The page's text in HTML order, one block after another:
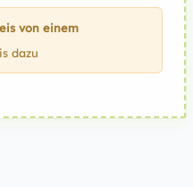
von einem
dazu